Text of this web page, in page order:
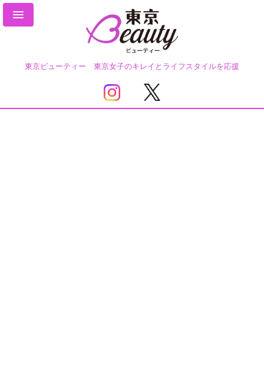
東京ビューティー 東京女子のキレイとライフスタイルを応援